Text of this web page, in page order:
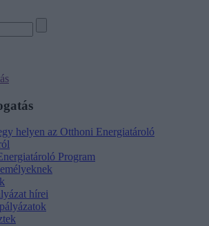
helyen az Otthoni Energiatároló
Program
hírei